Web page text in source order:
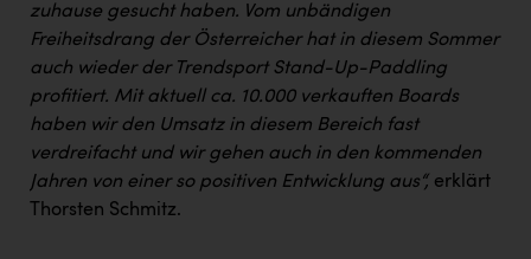
zuhause gesucht haben. Vom unbändigen
Freiheitsdrang der Österreicher hat in diesem Sommer
auch wieder der Trendsport Stand-Up-Paddling
profitiert. Mit aktuell ca. 10.000 verkauften Boards
haben wir den Umsatz in diesem Bereich fast
verdreifacht und wir gehen auch in den kommenden
Jahren von einer so positiven Entwicklung aus“, erklärt
Thorsten Schmitz.